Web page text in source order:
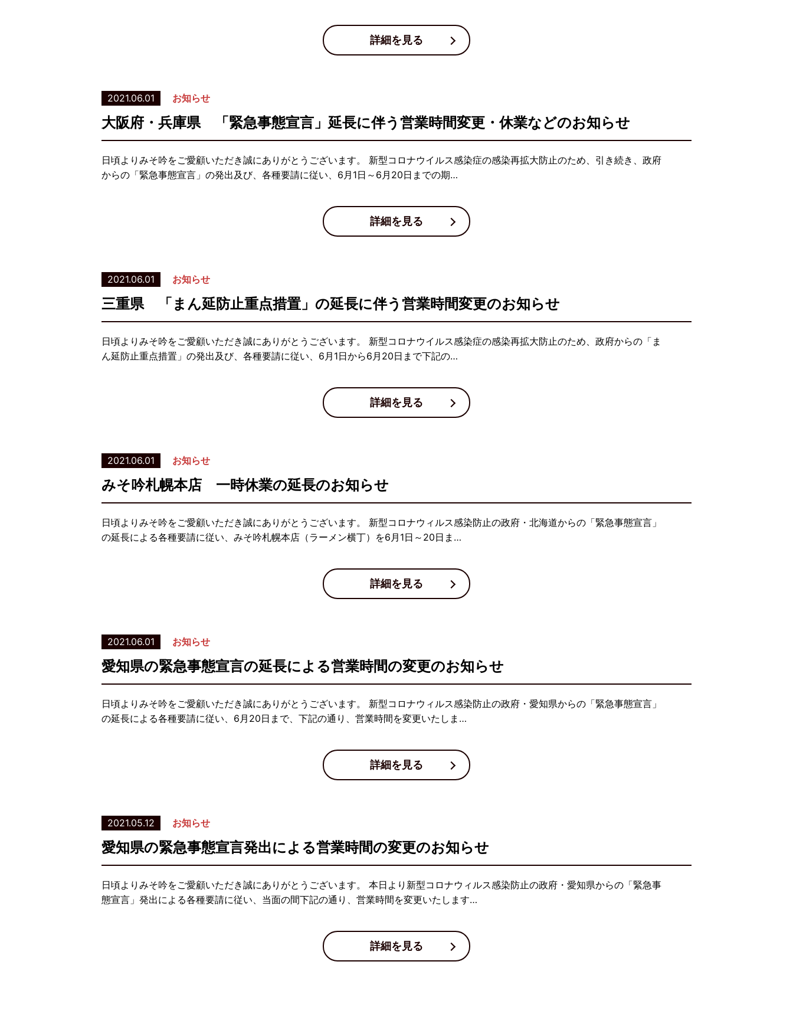
詳細を見る
2021.06.01 お知らせ
大阪府・兵庫県 「緊急事態宣言」延長に伴う営業時間変更・休業などのお知らせ
日頃よりみそ吟をご愛顧いただき誠にありがとうございます。 新型コロナウイルス感染症の感染再拡大防止のため、引き続き、政府
からの「緊急事態宣言」の発出及び、各種要請に従い、6月1日～6月20日までの期…
詳細を見る
2021.06.01 お知らせ
三重県 「まん延防止重点措置」の延長に伴う営業時間変更のお知らせ
日頃よりみそ吟をご愛顧いただき誠にありがとうございます。 新型コロナウイルス感染症の感染再拡大防止のため、政府からの「ま
ん延防止重点措置」の発出及び、各種要請に従い、6月1日から6月20日まで下記の…
詳細を見る
2021.06.01 お知らせ
みそ吟札幌本店 一時休業の延長のお知らせ
日頃よりみそ吟をご愛顧いただき誠にありがとうございます。 新型コロナウィルス感染防止の政府・北海道からの「緊急事態宣言」
の延長による各種要請に従い、みそ吟札幌本店（ラーメン横丁）を6月1日～20日ま…
詳細を見る
2021.06.01 お知らせ
愛知県の緊急事態宣言の延長による営業時間の変更のお知らせ
日頃よりみそ吟をご愛顧いただき誠にありがとうございます。 新型コロナウィルス感染防止の政府・愛知県からの「緊急事態宣言」
の延長による各種要請に従い、6月20日まで、下記の通り、営業時間を変更いたしま…
詳細を見る
2021.05.12 お知らせ
愛知県の緊急事態宣言発出による営業時間の変更のお知らせ
日頃よりみそ吟をご愛顧いただき誠にありがとうございます。 本日より新型コロナウィルス感染防止の政府・愛知県からの「緊急事
態宣言」発出による各種要請に従い、当面の間下記の通り、営業時間を変更いたします…
詳細を見る